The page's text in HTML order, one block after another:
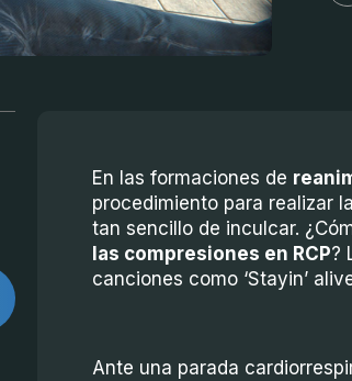
En las formaciones de
procedimiento para realizar
tan sencillo de inculcar.
las compresiones en RCP?
canciones como ‘Stayin’
Ante una parada